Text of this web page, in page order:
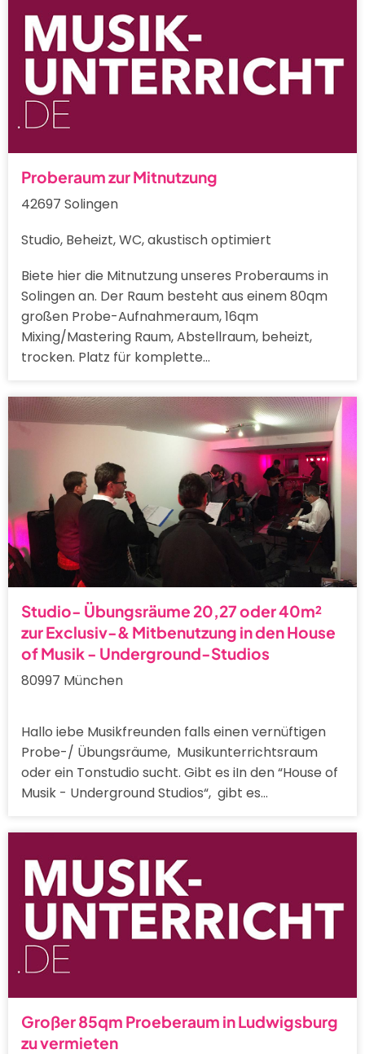
Proberaum zur Mitnutzung
42697 Solingen
Studio, Beheizt, WC, akustisch optimiert
Biete hier die Mitnutzung unseres Proberaums in
Solingen an. Der Raum besteht aus einem 80qm
großen Probe-Aufnahmeraum, 16qm
Mixing/Mastering Raum, Abstellraum, beheizt,
trocken. Platz für komplette…
Studio- Übungsräume 20,27 oder 40m²
zur Exclusiv-& Mitbenutzung in den House
of Musik - Underground-Studios
80997 München
Hallo iebe Musikfreunden falls einen vernüftigen
Probe-/ Übungsräume, Musikunterrichtsraum
oder ein Tonstudio sucht. Gibt es iIn den “House of
Musik - Underground Studios“, gibt es…
Großer 85qm Proeberaum in Ludwigsburg
zu vermieten